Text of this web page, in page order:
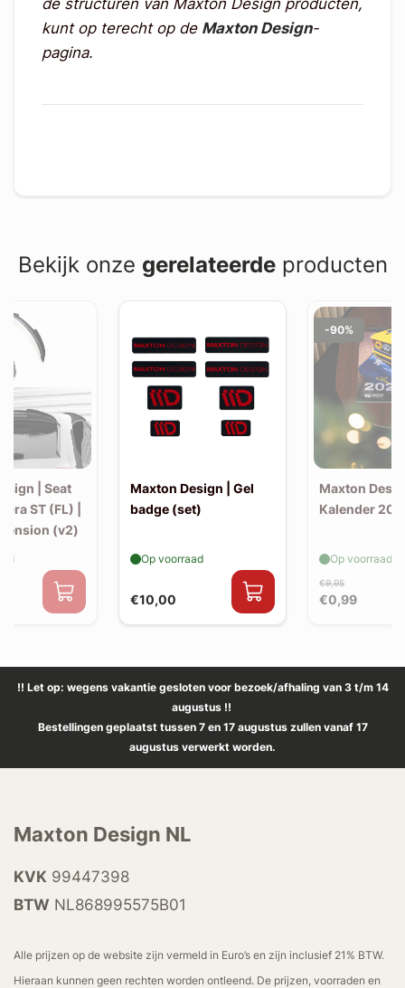
de structuren van Maxton Design producten,
kunt op terecht op de Maxton Design-
pagina.
Bekijk onze gerelateerdeproducten
| Seat
ST (FL) |
(v2)
Maxton Design | Gel
badge (set)
€10,00
Op voorraad
-90%
Maxton
Kalender
€9,95
€0,99
Op voorraad
!! Let op: wegens vakantie gesloten voor bezoek/afhaling van 3 t/m 14
augustus !!
Bestellingen geplaatst tussen 7 en 17 augustus zullen vanaf 17
augustus verwerkt worden.
Maxton Design NL
KVK 99447398
BTW NL868995575B01
Alle prijzen op de website zijn vermeld in Euro’s en zijn inclusief 21% BTW.
Hieraan kunnen geen rechten worden ontleend. De prijzen, voorraden en